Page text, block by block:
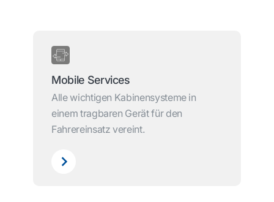
Mobile Services
Alle wichtigen Kabinensysteme in
einem tragbaren Gerät für den
Fahrereinsatz vereint.